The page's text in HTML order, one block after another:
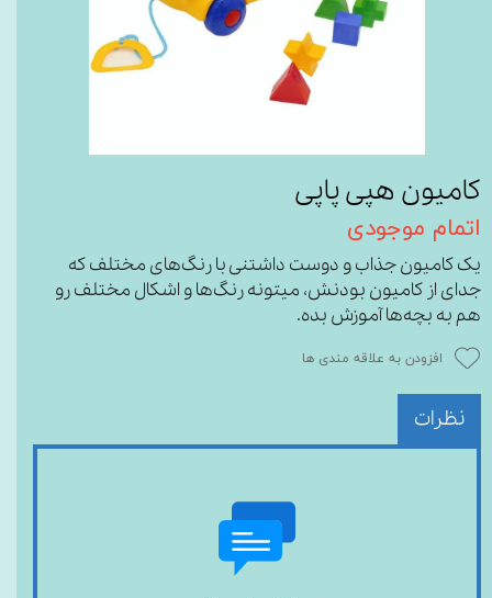
کامیون هپی پاپی
اتمام موجودی
یک کامیون جذاب و دوست داشتنی با رنگ‌های مختلف که
جدای از کامیون بودنش، میتونه رنگ‌ها و اشکال مختلف رو
هم به بچه‌ها آموزش بده.
افزودن به علاقه مندی ها
نظرات